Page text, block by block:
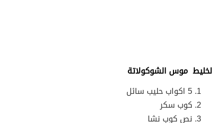
لخليط موس الشوكولاتة
5 اكواب حليب سائل
كوب سكر
نص كوب نشا